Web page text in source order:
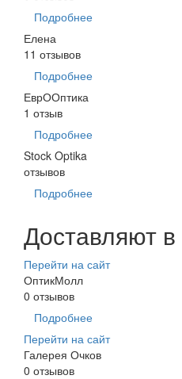
Подробнее
Елена
11 отзывов
Подробнее
ЕврООптика
1 отзыв
Подробнее
Stock Optika
отзывов
Подробнее
Доставляют в
Перейти на сайт
ОптикМолл
0 отзывов
Подробнее
Перейти на сайт
Галерея Очков
0 отзывов